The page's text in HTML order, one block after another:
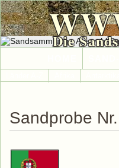
Die
Sandprobe